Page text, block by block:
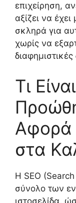
επιχείρηση,
αξίζει να
σκληρά για
χωρίς να
Τι
Αφορά
στα
Η SEO
σύνολο των
ιστοσελίδα,